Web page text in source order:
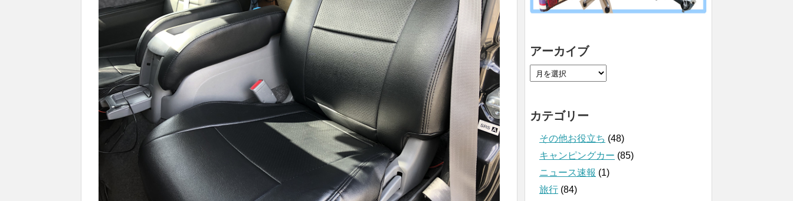
アーカイブ
カテゴリー
その他お役立ち (48)
キャンピングカー (85)
ニュース速報 (1)
旅行 (84)